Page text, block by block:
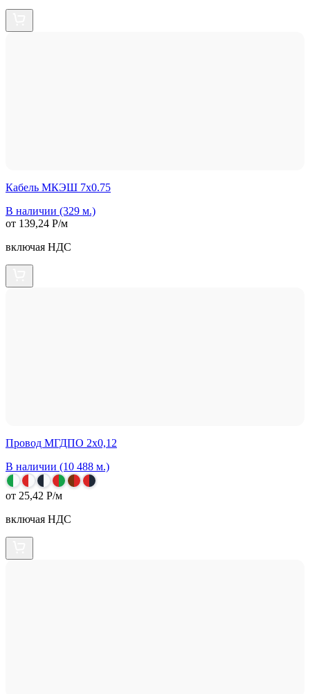
Кабель МКЭШ 7х0.75
В наличии (329 м.)
от 139,24 Р/м
включая НДС
Провод МГДПО 2х0,12
В наличии (10 488 м.)
от 25,42 Р/м
включая НДС